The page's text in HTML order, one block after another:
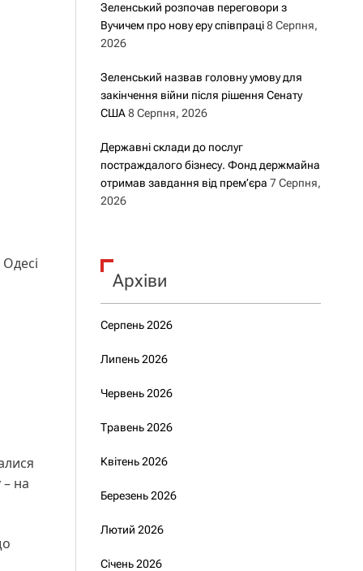
на
Зеленський розпочав переговори з
Вучичем про нову еру співпраці 8 Серпня,
2026
Зеленський назвав головну умову для
закінчення війни після рішення Сенату
США 8 Серпня, 2026
Державні склади до послуг
постраждалого бізнесу. Фонд держмайна
отримав завдання від прем’єра 7 Серпня,
2026
Архіви
Серпень 2026
Липень 2026
Червень 2026
Травень 2026
Квітень 2026
Березень 2026
Лютий 2026
Січень 2026